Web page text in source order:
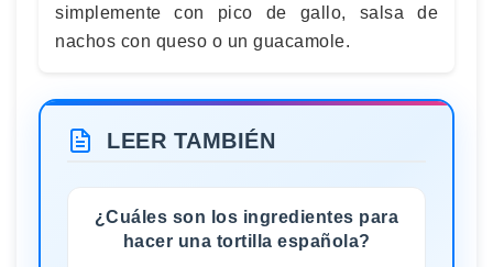
simplemente con pico de gallo, salsa de
nachos con queso o un guacamole.
LEER TAMBIÉN
¿Cuáles son los ingredientes para
hacer una tortilla española?